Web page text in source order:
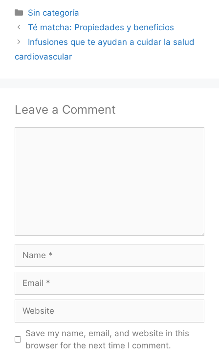
Categories
Sin categoría
Té matcha: Propiedades y beneficios
Infusiones que te ayudan a cuidar la salud
cardiovascular
Leave a Comment
Save my name, email, and website in this
browser for the next time I comment.